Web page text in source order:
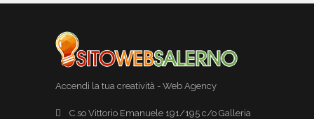
Accendi la tua creatività - Web Agency
C.so Vittorio Emanuele 191/195 c/o Galleria